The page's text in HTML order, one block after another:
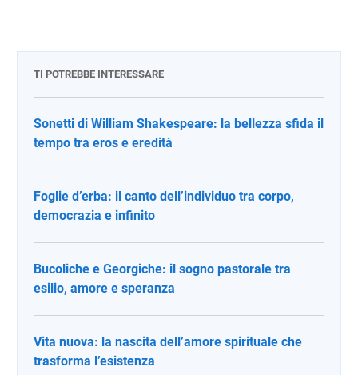
TI POTREBBE INTERESSARE
Sonetti di William Shakespeare: la bellezza sfida il
tempo tra eros e eredità
Foglie d’erba: il canto dell’individuo tra corpo,
democrazia e infinito
Bucoliche e Georgiche: il sogno pastorale tra
esilio, amore e speranza
Vita nuova: la nascita dell’amore spirituale che
trasforma l’esistenza